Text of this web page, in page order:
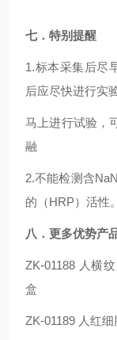
七．特别提醒
1.标本采集后尽
后应尽快进行实
马上进行试验，
融
2.不能检测含
的（HRP）活性。
八．更多优势产
ZK-01188 人横
盒
ZK-01189 人红